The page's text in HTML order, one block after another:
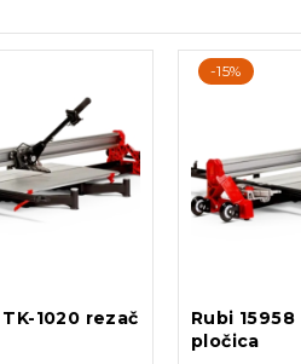
1020 rezač
-15%
Rubi
pločica